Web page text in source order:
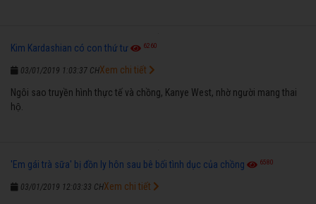
Kim Kardashian có con thứ tư 6260
03/01/2019 1:03:37 CH
Ngôi sao truyền hình thực tế và chồng, Kanye West, nhờ người mang thai
hộ.
Xem chi tiết
'Em gái trà sữa' bị đồn ly hôn sau bê bối tình dục của chồng 6580
03/01/2019 12:03:33 CHXem chi tiết